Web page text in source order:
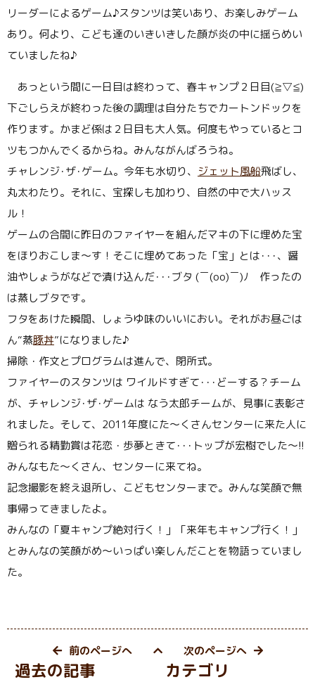
リーダーによるゲーム♪スタンツは笑いあり、お楽しみゲーム
あり。何より、こども達のいきいきした顔が炎の中に揺らめい
ていましたね♪
あっという間に一日目は終わって、春キャンプ２日目(≧▽≦)
下ごしらえが終わった後の調理は自分たちでカートンドックを
作ります。かまど係は２日目も大人気。何度もやっているとコ
ツもつかんでくるからね。みんながんばろうね。
チャレンジ･ザ･ゲーム。今年も水切り、 ジェット風船飛ばし、
丸太わたり。それに、宝探しも加わり、自然の中で大ハッス
ル！
ゲームの合間に昨日のファイヤーを組んだマキの下に埋めた宝
をほりおこしま〜す！そこに埋めてあった「宝」とは･･･、醤
油やしょうがなどで漬け込んだ･･･ブタ (￣(oo)￣)ﾉ 作ったの
は蒸しブタです。
フタをあけた瞬間、しょうゆ味のいいにおい。それがお昼ごは
ん“蒸豚丼”になりました♪
掃除・作文とプログラムは進んで、閉所式。
ファイヤーのスタンツは ワイルドすぎて･･･どーする？チーム
が、チャレンジ･ザ･ゲームは なう太郎チームが、見事に表彰さ
れました。そして、2011年度にた〜くさんセンターに来た人に
贈られる精勤賞は花恋・歩夢ときて･･･トップが宏樹でした〜!!
みんなもた〜くさん、センターに来てね。
記念撮影を終え退所し、こどもセンターまで。みんな笑顔で無
事帰ってきましたよ。
みんなの「夏キャンプ絶対行く！」「来年もキャンプ行く！」
とみんなの笑顔がめ〜いっぱい楽しんだことを物語っていまし
た。
前のページへ 次のページへ
過去の記事 カテゴリ